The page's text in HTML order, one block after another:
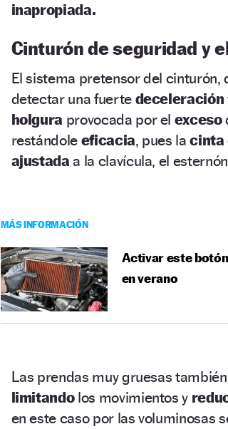
inapropiada.
Cinturón de seguridad y
El sistema pretensor del cinturón,
detectar una fuerte deceleración
holgura provocada por el exceso
restándole eficacia, pues lacinta
ajustada a la clavícula, el
MÁS INFORMACIÓN
Activar este
en verano
Las prendas muy gruesas
limitandolos movimientos y
en este caso por las voluminosas